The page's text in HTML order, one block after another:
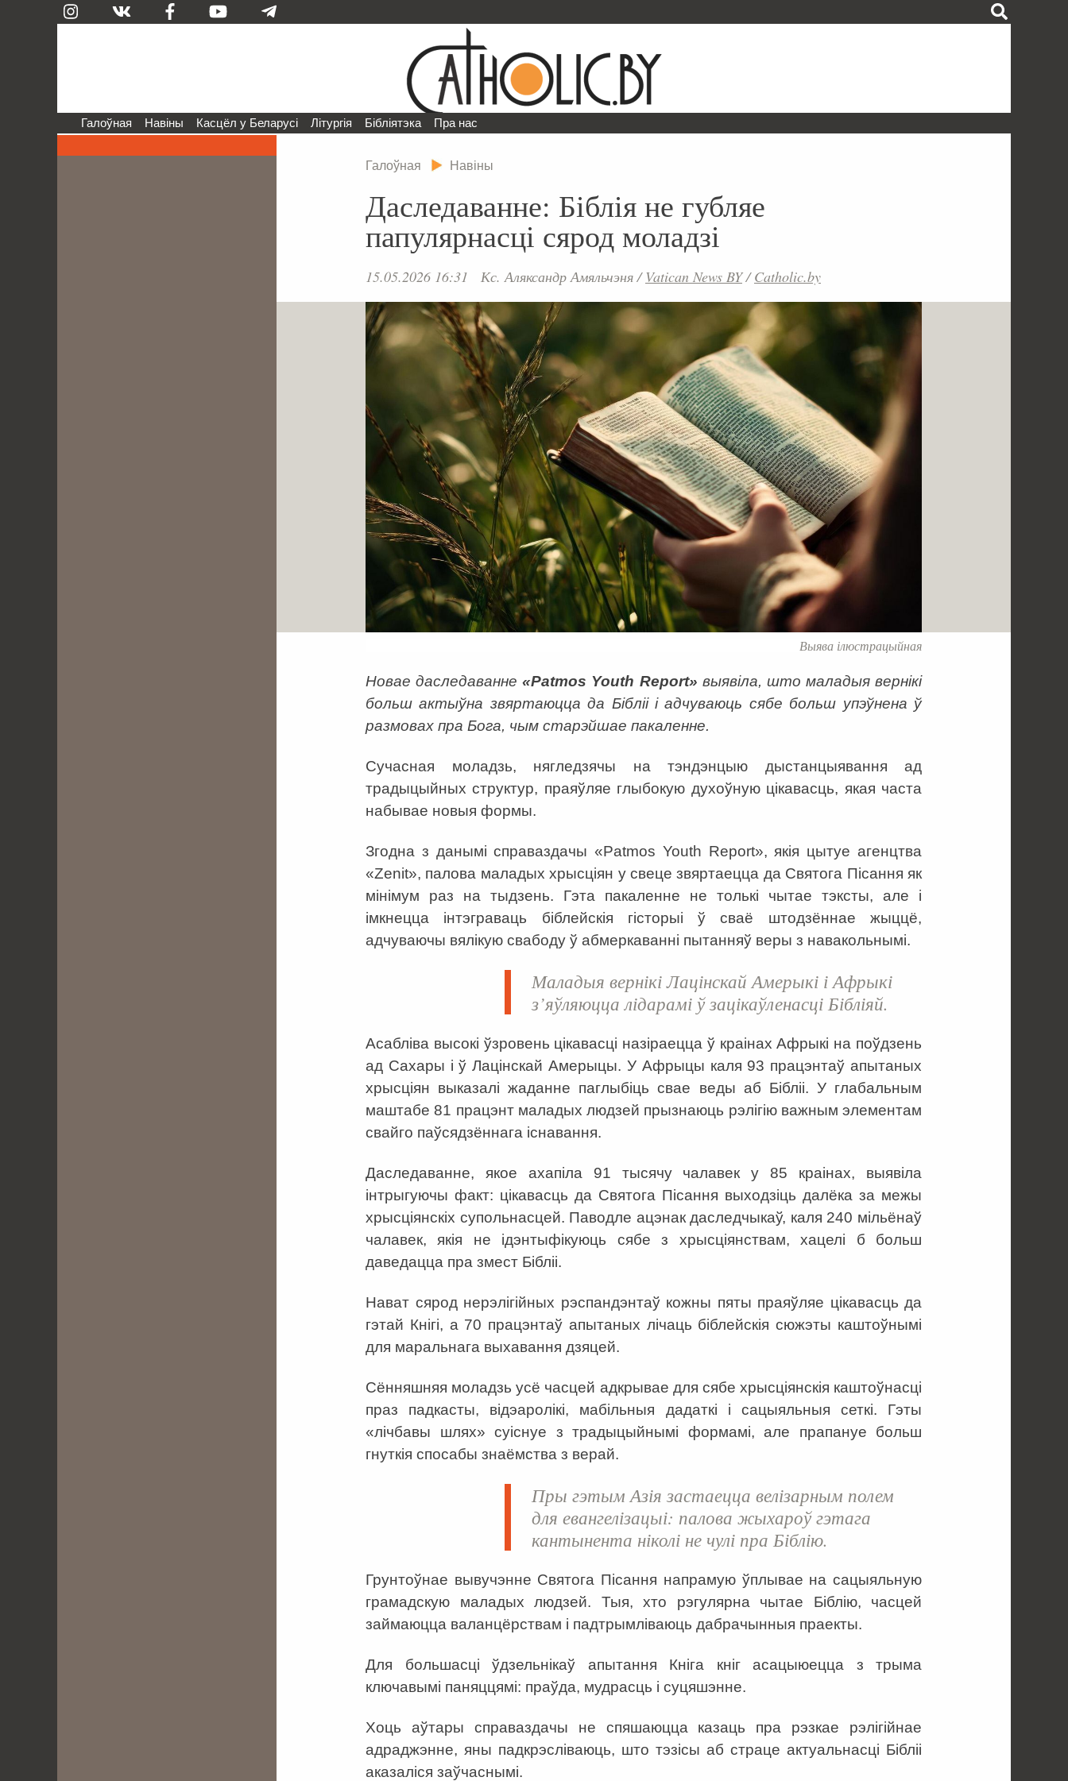
Галоўная Навіны Касцёл у Беларусі Літургія Бібліятэка Пра нас
Галоўная Навіны
Даследаванне: Біблія не губляе
папулярнасці сярод моладзі
15.05.2026 16:31 Кс. Аляксандр Амяльчэня/Vatican News BY/Catholic.by
Выява ілюстрацыйная
Новае даследаванне«Patmos Youth Report» выявіла, што маладыя вернікі
больш актыўна звяртаюцца да Бібліі і адчуваюць сябе больш упэўнена ў
размовах пра Бога, чым старэйшае пакаленне.
Сучасная моладзь, нягледзячы на тэндэнцыю дыстанцыявання ад
традыцыйных структур, праяўляе глыбокую духоўную цікавасць, якая часта
набывае новыя формы.
Згодна з данымі справаздачы «Patmos Youth Report», якія цытуе агенцтва
«Zenit», палова маладых хрысціян у свеце звяртаецца да Святога Пісання як
мінімум раз на тыдзень. Гэта пакаленне не толькі чытае тэксты, але і
імкнецца інтэграваць біблейскія гісторыі ў сваё штодзённае жыццё,
адчуваючы вялікую свабоду ў абмеркаванні пытанняў веры з навакольнымі.
Маладыя вернікі Лацінскай Амерыкі і Афрыкі
з’яўляюцца лідарамі ў зацікаўленасці Бібліяй.
Асабліва высокі ўзровень цікавасці назіраецца ў краінах Афрыкі на поўдзень
ад Сахары і ў Лацінскай Амерыцы. У Афрыцы каля 93 працэнтаў апытаных
хрысціян выказалі жаданне паглыбіць свае веды аб Бібліі. У глабальным
маштабе 81 працэнт маладых людзей прызнаюць рэлігію важным элементам
свайго паўсядзённага існавання.
Даследаванне, якое ахапіла 91 тысячу чалавек у 85 краінах, выявіла
інтрыгуючы факт: цікавасць да Святога Пісання выходзіць далёка за межы
хрысціянскіх супольнасцей. Паводле ацэнак даследчыкаў, каля 240 мільёнаў
чалавек, якія не ідэнтыфікуюць сябе з хрысціянствам, хацелі б больш
даведацца пра змест Бібліі.
Нават сярод нерэлігійных рэспандэнтаў кожны пяты праяўляе цікавасць да
гэтай Кнігі, а 70 працэнтаў апытаных лічаць біблейскія сюжэты каштоўнымі
для маральнага выхавання дзяцей.
Сённяшняя моладзь усё часцей адкрывае для сябе хрысціянскія каштоўнасці
праз падкасты, відэаролікі, мабільныя дадаткі і сацыяльныя сеткі. Гэты
«лічбавы шлях» суіснуе з традыцыйнымі формамі, але прапануе больш
гнуткія спосабы знаёмства з верай.
Пры гэтым Азія застаецца велізарным полем
для евангелізацыі: палова жыхароў гэтага
кантынента ніколі не чулі пра Біблію.
Грунтоўнае вывучэнне Святога Пісання напрамую ўплывае на сацыяльную
грамадскую маладых людзей. Тыя, хто рэгулярна чытае Біблію, часцей
займаюцца валанцёрствам і падтрымліваюць дабрачынныя праекты.
Для большасці ўдзельнікаў апытання Кніга кніг асацыюецца з трыма
ключавымі паняццямі: праўда, мудрасць і суцяшэнне.
Хоць аўтары справаздачы не спяшаюцца казаць пра рэзкае рэлігійнае
адраджэнне, яны падкрэсліваюць, што тэзісы аб страце актуальнасці Бібліі
аказаліся заўчаснымі.